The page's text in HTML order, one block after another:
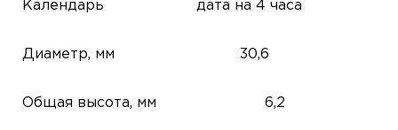
Календарь дата на 4 часа
Диаметр, мм 30,6
Общая высота, мм 6,2